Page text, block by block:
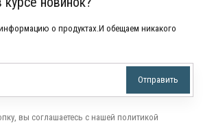
о продуктах.И обещаем никакого
вы соглашаетесь с нашей политикой